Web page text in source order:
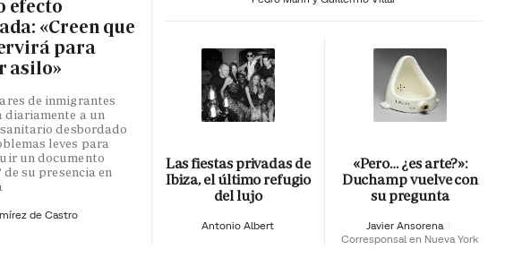
efecto
«Creen que
para
asilo»
de inmigrantes
diariamente a un
desbordado
leves para
un documento
su presencia en
de Castro
Las fiestas privadas de
Ibiza, el último refugio
del lujo
Antonio Albert
«Pero… ¿es arte?»:
Duchamp vuelve con
su pregunta
Javier Ansorena
Corresponsal en Nueva York